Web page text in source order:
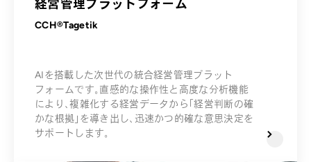
経営管理プラットフォーム
CCH®Tagetik
AIを搭載した次世代の統合経営管理プラット
フォームです。直感的な操作性と高度な分析機能
により、複雑化する経営データから「経営判断の確
かな根拠」を導き出し、迅速かつ的確な意思決定を
サポートします。